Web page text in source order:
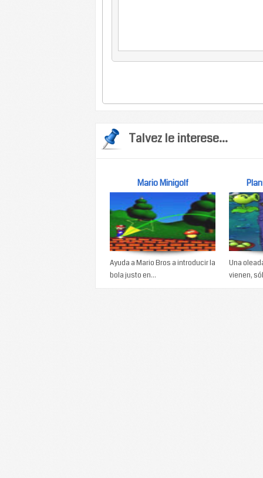
Talvez le interese...
Mario Minigolf
Ayuda a Mario Bros a introducir la
bola justo en...
Una
vienen,